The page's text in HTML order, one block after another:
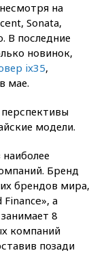
на
Sonata,
В последние
новинок,
ix35,
мае.
модели.
Бренд
брендов мира,
а
8
компаний
позади